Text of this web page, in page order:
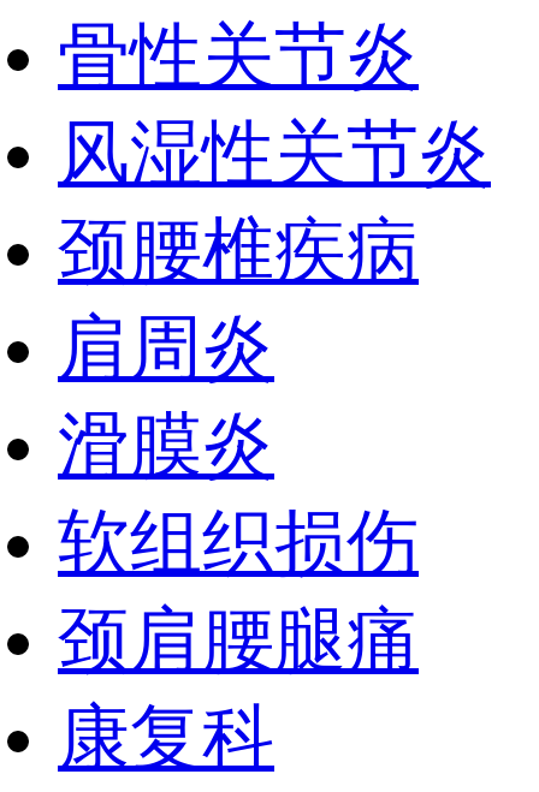
骨性关节炎
风湿性关节炎
颈腰椎疾病
肩周炎
滑膜炎
软组织损伤
颈肩腰腿痛
康复科